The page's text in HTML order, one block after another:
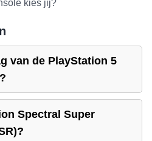
kies jij?
van de PlayStation 5
Spectral Super